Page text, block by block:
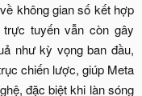
không gian số kết hợp
tuyến vẫn còn gây
như kỳ vọng ban đầu,
chiến lược, giúp Meta
đặc biệt khi làn sóng